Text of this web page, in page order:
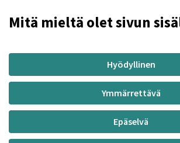
Mitä mieltä olet sivun
Hyödyllinen
Ymmärrettävä
Epäselvä